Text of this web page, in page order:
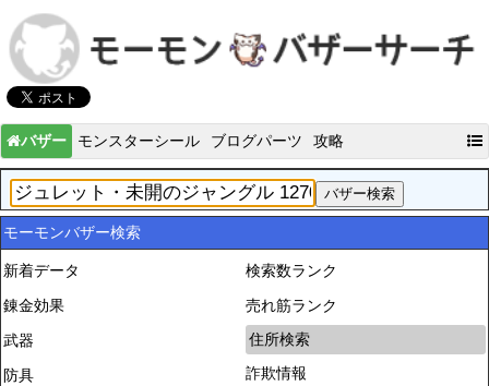
バザー モンスターシール ブログパーツ 攻略
モーモンバザー検索
新着データ
錬金効果
武器
防具
検索数ランク
売れ筋ランク
住所検索
詐欺情報